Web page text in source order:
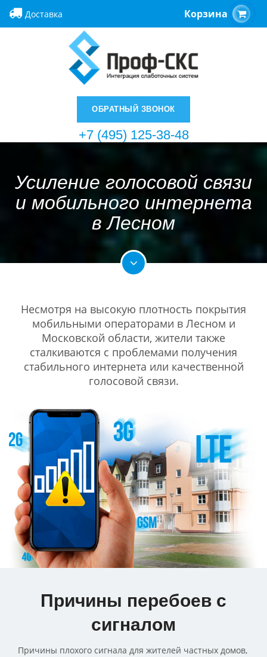
Доставка Корзина
ОБРАТНЫЙ ЗВОНОК
+7 (495) 125-38-48
Усиление голосовой связи
и мобильного интернета
в Лесном
Несмотря на высокую плотность покрытия
мобильными операторами в Лесном и
Московской области, жители также
сталкиваются с проблемами получения
стабильного интернета или качественной
голосовой связи.
Причины перебоев с
сигналом
Причины плохого сигнала для жителей частных домов,